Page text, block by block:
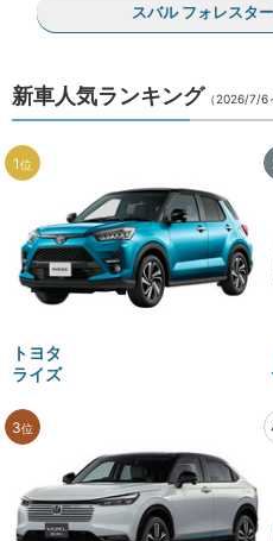
スバル フォレスタ
新車人気ランキング （2026/7/6
1位
トヨタ
ライズ
3位